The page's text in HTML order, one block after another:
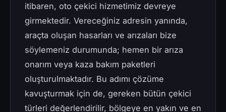
itibaren, oto çekici hizmetimiz devreye
girmektedir. Vereceğiniz adresin yanında,
araçta oluşan hasarları ve arızaları bize
söylemeniz durumunda; hemen bir arıza
onarım veya kaza bakım paketleri
oluşturulmaktadır. Bu adımı çözüme
kavuşturmak için de, gereken bütün çekici
türleri değerlendirilir, bölgeye en yakın ve en